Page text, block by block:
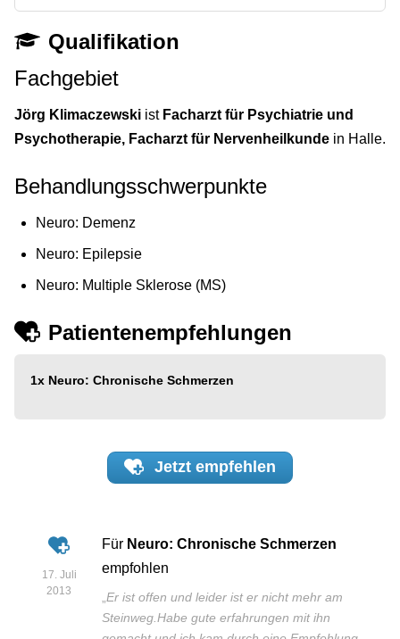
Qualifikation
Fachgebiet
Jörg Klimaczewski ist Facharzt für Psychiatrie und
Psychotherapie, Facharzt für Nervenheilkunde in Halle.
Behandlungsschwerpunkte
Neuro: Demenz
Neuro: Epilepsie
Neuro: Multiple Sklerose (MS)
Patientenempfehlungen
1x Neuro: Chronische Schmerzen
Jetzt empfehlen
17. Juli
2013
Für Neuro: Chronische Schmerzen
empfohlen
„Er ist offen und leider ist er nicht mehr am
Steinweg.Habe gute erfahrungen mit ihn